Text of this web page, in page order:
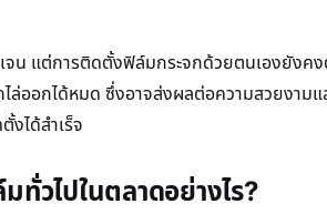
แต่การติดตั้งฟิล์มกระจกด้วยตนเองยังค
ล่ออกได้หมด ซึ่งอาจส่งผลต่อความสวยงา
ได้สำเร็จ
วไปในตลาดอย่างไร?